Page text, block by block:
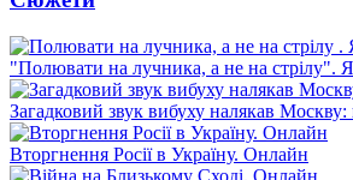
"Полювати на лучника, а не на стрілу".
Загадковий звук вибуху налякав
Вторгнення Росії в Україну. Онлайн